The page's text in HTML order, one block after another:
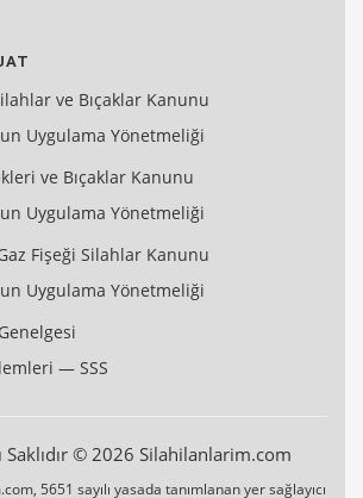
ve Bıçaklar Kanunu
Uygulama Yönetmeliği
ve Bıçaklar Kanunu
Uygulama Yönetmeliği
Fişeği Silahlar Kanunu
Uygulama Yönetmeliği
— SSS
Saklıdır © 2026 Silahilanlarim.com
5651 sayılı yasada tanımlanan yer sağlayıcı